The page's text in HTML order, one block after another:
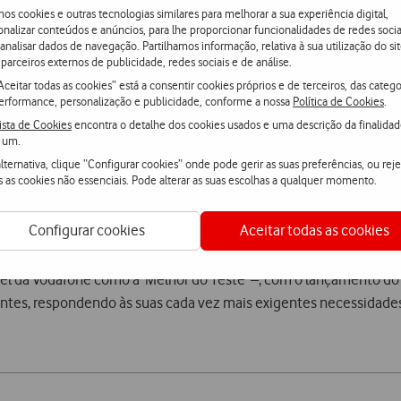
cookies e outras tecnologias similares para melhorar a sua experiência digital,
conteúdos e anúncios, para lhe proporcionar funcionalidades de redes
dados de navegação. Partilhamos informação, relativa à sua utilização do
externos de publicidade, redes sociais e de análise.
todas as cookies” está a consentir cookies próprios e de terceiros, das
personalização e publicidade, conforme a nossa Política de Cookies
de Cookiesencontra o detalhe dos cookies usados e uma descrição da
clique “Configurar cookies” onde pode gerir as suas preferências, ou
as cookies não essenciais. Pode alterar as suas escolhas a qualquer momento.
Configurar cookies Aceitar todas as cookies
máximo de 3) com condições especiais (desconto de 15€/
convergentes também passam a ter disponível opções
e TvNetVoz+Móvel Infinity Giga.
para os Clientes empresariais, com propostas
por entidades independentes como a consultora
Vodafone como a ‘Melhor do Teste’ –, com o lançamento
respondendo às suas cada vez mais exigentes